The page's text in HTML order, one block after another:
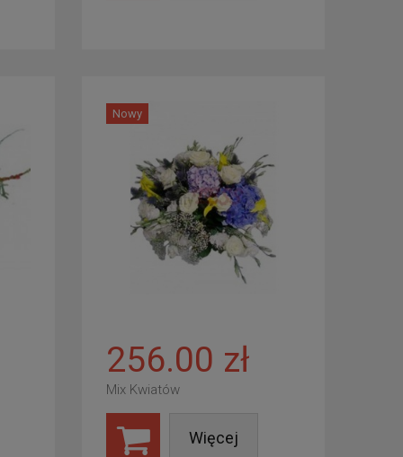
Nowy
256.00 zł
Mix Kwiatów
Więcej